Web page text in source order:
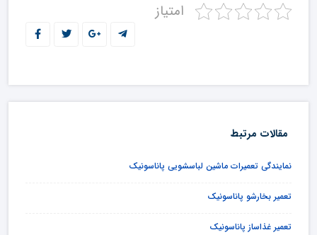
امتیاز
مقالات مرتبط
نمایندگی تعمیرات ماشین لباسشویی پاناسونیک
تعمیر بخارشو پاناسونیک
تعمیر غذاساز پاناسونیک